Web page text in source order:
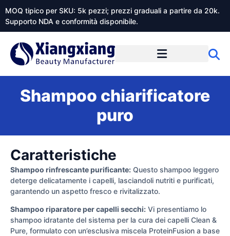
MOQ tipico per SKU: 5k pezzi; prezzi graduali a partire da 20k.
Supporto NDA e conformità disponibile.
Shampoo chiarificatore
puro
Caratteristiche
Shampoo rinfrescante purificante: Questo shampoo leggero
deterge delicatamente i capelli, lasciandoli nutriti e purificati,
garantendo un aspetto fresco e rivitalizzato.
Shampoo riparatore per capelli secchi: Vi presentiamo lo
shampoo idratante del sistema per la cura dei capelli Clean &
Pure, formulato con un’esclusiva miscela ProteinFusion a base